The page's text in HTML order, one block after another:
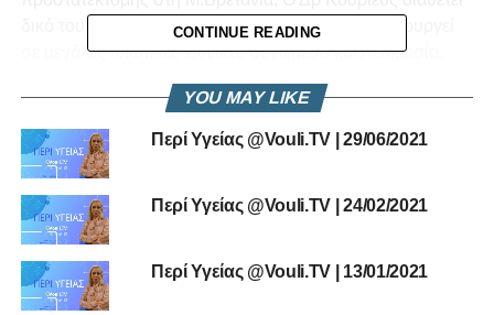
δικό του ιατρείο στη Λεμεσό, ενώ παράλληλα χειρουργεί
σε μεγάλες ιδιωτικές κλινικές σε Λεμεσό και Λευκωσία.
Η εκπομπή προβάλλεται από τον σταθμό μας στο
διαδίκτυο και στη διεύθυνση
στοFacebook και στο Youtubeκαι από την τηλεοπτική
πλατφόρμα της
RELATED TOPICS:
UP NEXT
CONTINUE READING
YOU MAY LIKE
Περί Υγείας @Vouli.TV | 29/06/2021
Περί Υγείας @Vouli.TV | 24/02/2021
Περί Υγείας @Vouli.TV | 13/01/2021